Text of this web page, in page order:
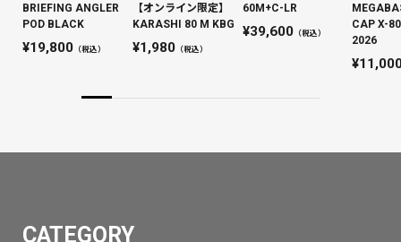
BRIEFING ANGLER
POD BLACK
19,800 （税込）
【オンライン限定】
KARASHI 80 M KBG
1,980（税込）
60M+C-LR
39,600（税込）
CAP X-
2026
CATEGORY